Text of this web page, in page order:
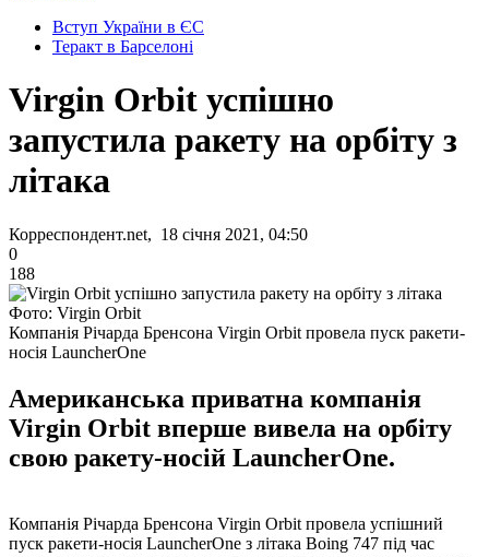
Вступ України в ЄС
Теракт в Барселоні
Virgin Orbit успішно
запустила ракету на орбіту з
літака
Корреспондент.net, 18 січня 2021, 04:50
0
188
Фото: Virgin Orbit
Компанія Річарда Бренсона Virgin Orbit провела пуск ракети-
носія LauncherOne
Американська приватна компанія
Virgin Orbit вперше вивела на орбіту
свою ракету-носій LauncherOne.
Компанія Річарда Бренсона Virgin Orbit провела успішний
пуск ракети-носія LauncherOne з літака Boing 747 під час